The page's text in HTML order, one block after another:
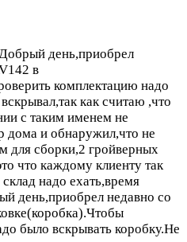
Добрый день,приобрел
в
комплектацию надо
как считаю ,что
с таким именем не
дома и обнаружил,что не
для сборки,2 гройверных
что каждому клиенту так
надо ехать,время
день,приобрел недавно со
было вскрывать коробку.Не